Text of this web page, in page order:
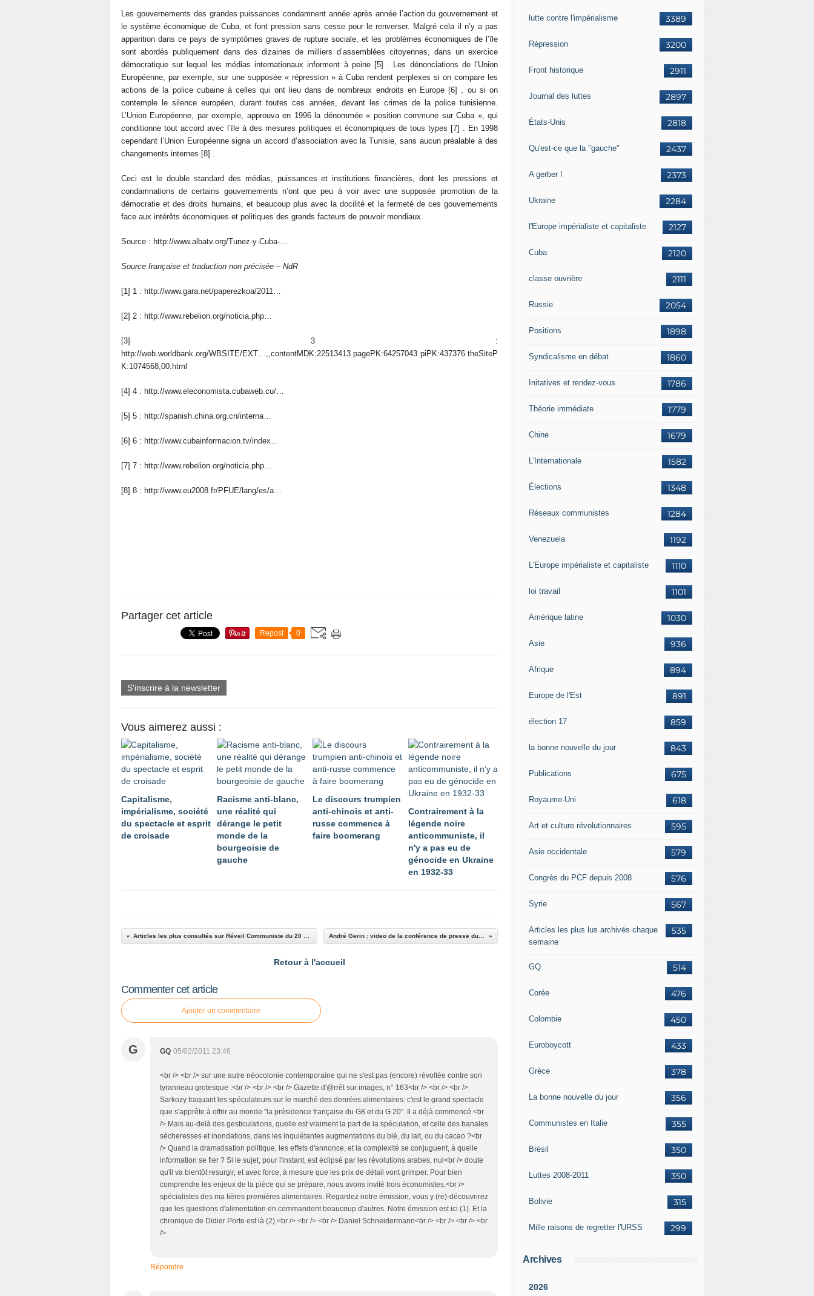
Les gouvernements des grandes puissances condamnent année après année l’action du gouvernement et
le système économique de Cuba, et font pression sans cesse pour le renverser. Malgré cela il n’y a pas
apparition dans ce pays de symptômes graves de rupture sociale, et les problèmes économiques de l’île
sont abordés publiquement dans des dizaines de milliers d’assemblées citoyennes, dans un exercice
démocratique sur lequel les médias internationaux informent à peine [5] . Les dénonciations de l’Union
Européenne, par exemple, sur une supposée « répression » à Cuba rendent perplexes si on compare les
actions de la police cubaine à celles qui ont lieu dans de nombreux endroits en Europe [6] , ou si on
contemple le silence européen, durant toutes ces années, devant les crimes de la police tunisienne.
L’Union Européenne, par exemple, approuva en 1996 la dénommée « position commune sur Cuba », qui
conditionne tout accord avec l’île à des mesures politiques et économpiques de tous types [7] . En 1998
cependant l’Union Européenne signa un accord d’association avec la Tunisie, sans aucun préalable à des
changements internes [8] .
Ceci est le double standard des médias, puissances et institutions financières, dont les pressions et
condamnations de certains gouvernements n’ont que peu à voir avec une supposée promotion de la
démocratie et des droits humains, et beaucoup plus avec la docilité et la fermeté de ces gouvernements
face aux intérêts économiques et politiques des grands facteurs de pouvoir mondiaux.
Source : http://www.albatv.org/Tunez-y-Cuba-…
Source française et traduction non précisée – NdR
[1] 1 : http://www.gara.net/paperezkoa/2011…
[2] 2 : http://www.rebelion.org/noticia.php…
[3] 3 :
http://web.worldbank.org/WBSITE/EXT…,,contentMDK:22513413 pagePK:64257043 piPK:437376 theSiteP
K:1074568,00.html
[4] 4 : http://www.eleconomista.cubaweb.cu/…
[5] 5 : http://spanish.china.org.cn/interna…
[6] 6 : http://www.cubainformacion.tv/index…
[7] 7 : http://www.rebelion.org/noticia.php…
[8] 8 : http://www.eu2008.fr/PFUE/lang/es/a…
Partager cet article
Repost 0
S'inscrire à la newsletter
Vous aimerez aussi :
Capitalisme,
impérialisme, société
du spectacle et esprit
de croisade
Racisme anti-blanc,
une réalité qui
dérange le petit
monde de la
bourgeoisie de
gauche
Le discours trumpien
anti-chinois et anti-
russe commence à
faire boomerang
Contrairement à la
légende noire
anticommuniste, il
n'y a pas eu de
génocide en Ukraine
en 1932-33
Retour à l'accueil
Commenter cet article
Ajouter un commentaire
G GQ 05/02/2011 23:46
<br /> <br /> sur une autre néocolonie contemporaine qui ne s'est pas (encore) révoltée contre son
tyranneau grotesque :<br /> <br /> <br /> Gazette d'@rrêt sur images, n° 163<br /> <br /> <br />
Sarkozy traquant les spéculateurs sur le marché des denrées alimentaires: c'est le grand spectacle
que s'apprête à offrir au monde "la présidence française du G8 et du G 20". Il a déjà commencé.<br
/> Mais au-delà des gesticulations, quelle est vraiment la part de la spéculation, et celle des banales
sécheresses et inondations, dans les inquiétantes augmentations du blé, du lait, ou du cacao ?<br
/> Quand la dramatisation politique, les effets d'annonce, et la complexité se conjuguent, à quelle
information se fier ? Si le sujet, pour l'instant, est éclipsé par les révolutions arabes, nul<br /> doute
qu'il va bientôt resurgir, et avec force, à mesure que les prix de détail vont grimper. Pour bien
comprendre les enjeux de la pièce qui se prépare, nous avons invité trois économistes,<br />
spécialistes des ma tières premières alimentaires. Regardez notre émission, vous y (re)-découvrirez
que les questions d'alimentation en commandent beaucoup d'autres. Notre émission est ici (1). Et la
chronique de Didier Porte est là (2).<br /> <br /> <br /> Daniel Schneidermann<br /> <br /> <br /> <br
/>
Répondre
3389
lutte contre l'impérialisme
3200
Répression
2911
Front historique
2897
Journal des luttes
2818
États-Unis
2437
Qu'est-ce que la "gauche"
2373
A gerber !
2284
Ukraine
2127
l'Europe impérialiste et capitaliste
2120
Cuba
2111
classe ouvrière
2054
Russie
1898
Positions
1860
Syndicalisme en débat
1786
Initatives et rendez-vous
1779
Théorie immédiate
1679
Chine
1582
L'Internationale
1348
Élections
1284
Réseaux communistes
1192
Venezuela
1110
L'Europe impérialiste et capitaliste
1101
loi travail
1030
Amérique latine
936
Asie
894
Afrique
891
Europe de l'Est
859
élection 17
843
la bonne nouvelle du jour
675
Publications
618
Royaume-Uni
595
Art et culture révolutionnaires
579
Asie occidentale
576
Congrès du PCF depuis 2008
567
Syrie
535
Articles les plus lus archivés chaque
semaine
514
GQ
476
Corée
450
Colombie
433
Euroboycott
378
Grèce
356
La bonne nouvelle du jour
355
Communistes en Italie
350
Brésil
350
Luttes 2008-2011
315
Bolivie
299
Mille raisons de regretter l'URSS
Archives
2026